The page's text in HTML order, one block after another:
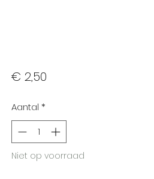
€ 2,50Prijs
Aantal *
Niet op voorraad